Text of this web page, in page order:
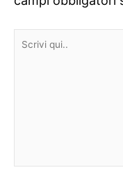
Scrivi